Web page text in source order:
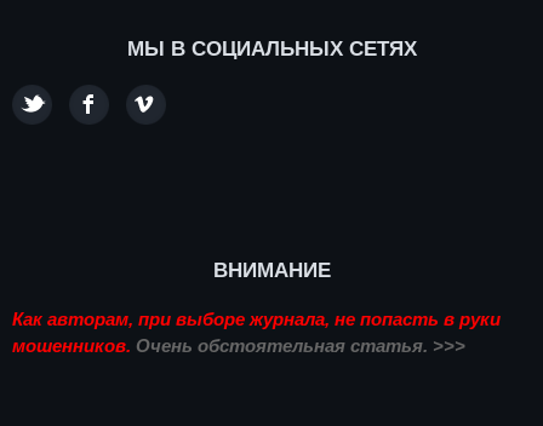
МЫ В СОЦИАЛЬНЫХ СЕТЯХ
ВНИМАНИЕ
Как авторам, при выборе журнала, не попасть в руки
мошенников. Очень обстоятельная статья. >>>